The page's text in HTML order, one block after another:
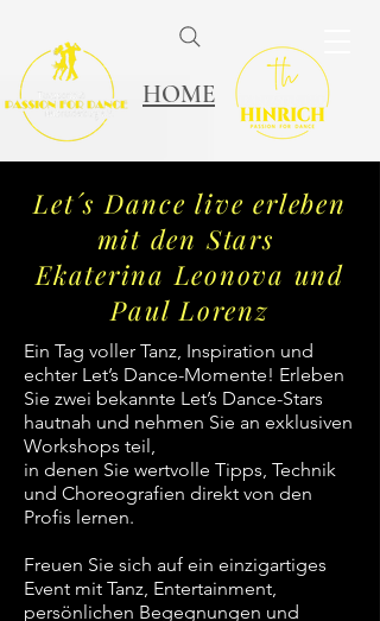
HOME
Let´s Dance live erleben
mit den Stars
Ekaterina Leonova und
Paul Lorenz
Ein Tag voller Tanz, Inspiration und
echter Let’s Dance-Momente! Erleben
Sie zwei bekannte Let’s Dance-Stars
hautnah und nehmen Sie an exklusiven
Workshops teil,
in denen Sie wertvolle Tipps, Technik
und Choreografien direkt von den
Profis lernen.
Freuen Sie sich auf ein einzigartiges
Event mit Tanz, Entertainment,
persönlichen Begegnungen und